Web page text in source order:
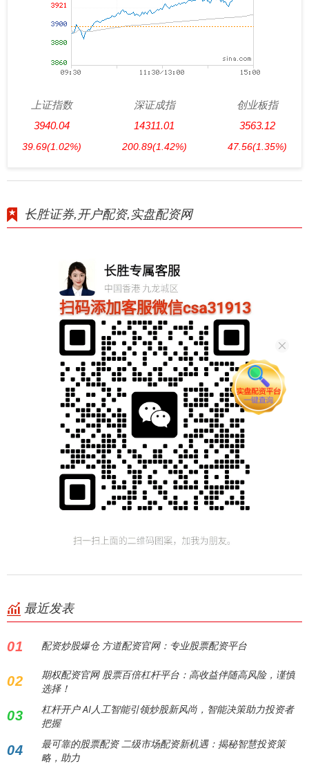
上证指数
3940.04
39.69(1.02%)
深证成指
14311.01
200.89(1.42%)
创业板指
3563.12
47.56(1.35%)
长胜证券,开户配资,实盘配资网
最近发表
01 配资炒股爆仓 方道配资官网：专业股票配资平台
02
期权配资官网 股票百倍杠杆平台：高收益伴随高风险，谨慎
选择！
03
杠杆开户 AI人工智能引领炒股新风尚，智能决策助力投资者
把握
04
最可靠的股票配资 二级市场配资新机遇：揭秘智慧投资策
略，助力